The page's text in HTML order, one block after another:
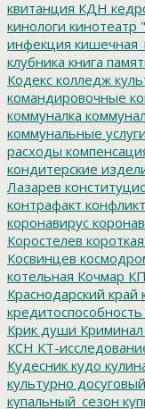
квитанция КДН
кинологи кинотеатр
инфекция
клубника книга
Кодекс колледж
командировочные
коммуналка
коммунальные услуги
расходы
кондитерские
Лазарев
контрафакт
коронавирус
Коростелев
Косвинцев
котельная Кочмар
Краснодарский край
кредитоспособность
Крик души Криминал
КСН КТ-
Кудесник кудо
культурно
купальный_сезон